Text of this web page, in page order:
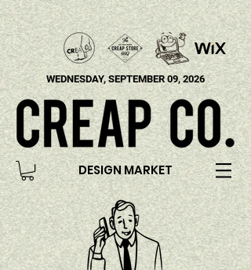
WEDNESDAY, SEPTEMBER 09, 2026
DESIGN MARKET